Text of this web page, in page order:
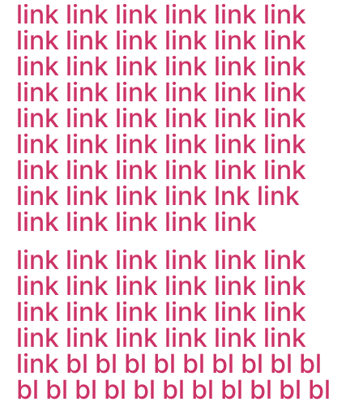
link link link link link link
link link link link link link
link link link link link link
link link link link link link
link link link link link link
link link link link link link
link link link link link link
link link link link lnk link
link link link link link
link link link link link link
link link link link link link
link link link link link link
link link link link link link
link bl bl bl bl bl bl bl bl bl
bl bl bl bl bl bl bl bl bl bl bl